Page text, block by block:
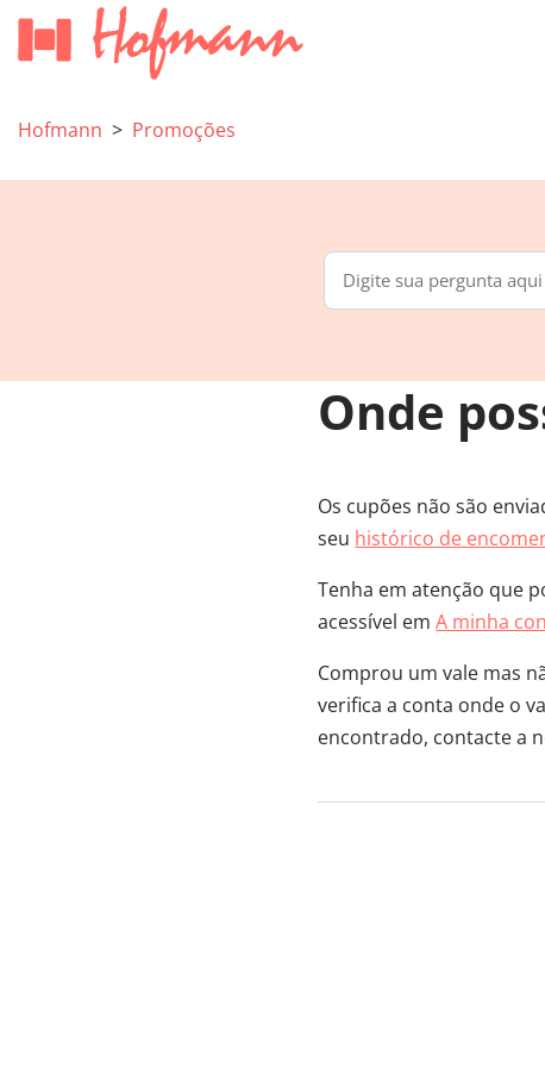
Hofmann Promoções
Onde
Os cupões não são
seu histórico de
Tenha em atenção que
acessível emA minha
Comprou um vale mas
verifica a conta onde o
encontrado, contacte a